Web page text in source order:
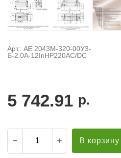
Арт.: АЕ 2043М-320-00У3-
Б-2.0А-12InНР220AC/DC
5 742.91 р.
В корзину